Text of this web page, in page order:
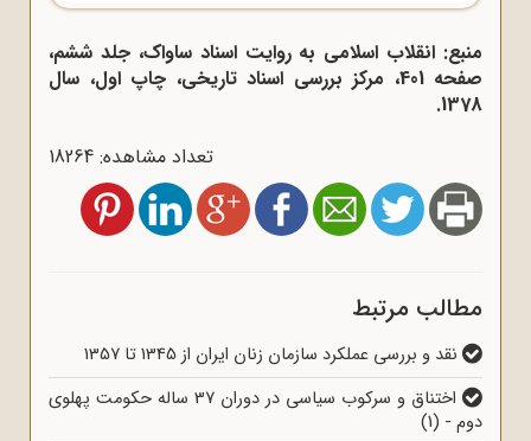
منبع: انقلاب اسلامی به روایت اسناد ساواک، جلد ششم،
صفحه 401، مرکز بررسی اسناد تاریخی، چاپ اول، سال
1378.
تعداد مشاهده: 18264
مطالب مرتبط
نقد و بررسی عملکرد سازمان زنان ایران از 1345 تا 1357
اختناق و سرکوب سیاسی در دوران 37 ساله حکومت پهلوی
دوم - (1)